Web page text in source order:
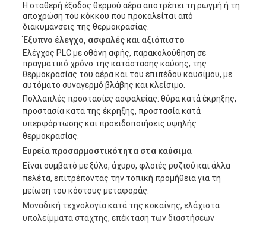
Η σταθερή έξοδος θερμού αέρα αποτρέπει τη ρωγμή ή τη
αποχρώση του κόκκου που προκαλείται από
διακυμάνσεις της θερμοκρασίας.
Έξυπνο έλεγχο, ασφαλές και αξιόπιστο
Ελέγχος PLC με οθόνη αφής, παρακολούθηση σε
πραγματικό χρόνο της κατάστασης καύσης, της
θερμοκρασίας του αέρα και του επιπέδου καυσίμου, με
αυτόματο συναγερμό βλάβης και κλείσιμο.
Πολλαπλές προστασίες ασφαλείας: θύρα κατά έκρηξης,
προστασία κατά της έκρηξης, προστασία κατά
υπερφόρτωσης και προειδοποιήσεις υψηλής
θερμοκρασίας.
Ευρεία προσαρμοστικότητα στα καύσιμα
Είναι συμβατό με ξύλο, άχυρο, φλοιές ρυζιού και άλλα
πελέτα, επιτρέποντας την τοπική προμήθεια για τη
μείωση του κόστους μεταφοράς.
Μοναδική τεχνολογία κατά της κοκαΐνης, ελάχιστα
υπολείμματα στάχτης, επέκταση των διαστήσεων